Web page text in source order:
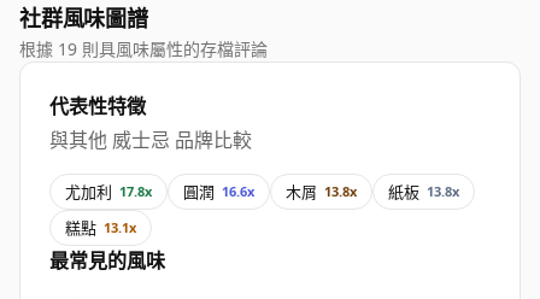
社群風味圖譜
根據 19 則具風味屬性的存檔評論
代表性特徵
與其他 威士忌 品牌比較
尤加利 17.8x 圓潤 16.6x 木屑 13.8x 紙板 13.8x
糕點 13.1x
最常見的風味